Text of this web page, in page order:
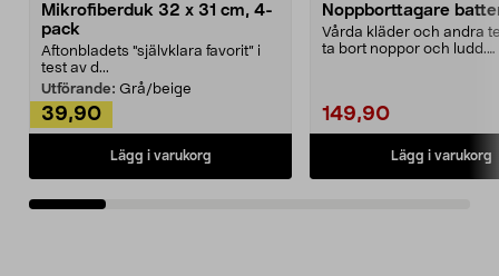
Mikrofiberduk 32 x 31 cm, 4-
pack
Aftonbladets "självklara favorit” i
test av d...
Utförande: Grå/beige
39,90
Lägg i varukorg
Noppborttagare
Vårda kläder och andra
ta bort noppor och ludd.
149,90
Lägg i varukorg